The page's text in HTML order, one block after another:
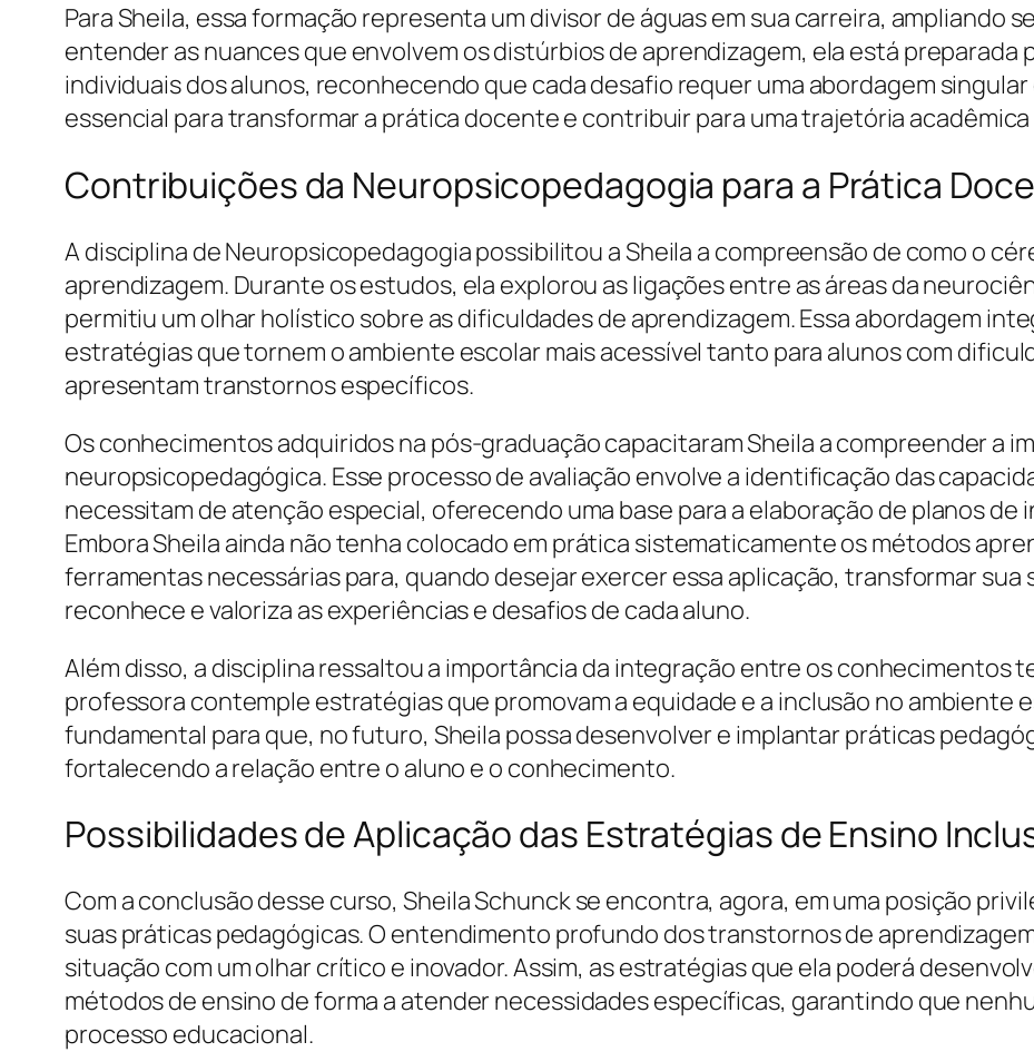
Para Sheila, essa formação representa um divisor de águas em sua carreira, ampliando
entender as nuances que envolvem os distúrbios de aprendizagem, ela está preparada
individuais dos alunos, reconhecendo que cada desafio requer uma abordagem
essencial para transformar a prática docente e contribuir para uma trajetória
Contribuições da Neuropsicopedagogia para a Prática
A disciplina de Neuropsicopedagogia possibilitou a Sheila a compreensão de como o
aprendizagem. Durante os estudos, ela explorou as ligações entre as áreas da
permitiu um olhar holístico sobre as dificuldades de aprendizagem. Essa abordagem
estratégias que tornem o ambiente escolar mais acessível tanto para alunos com
apresentam transtornos específicos.
Os conhecimentos adquiridos na pós-graduação capacitaram Sheila a compreender a
neuropsicopedagógica. Esse processo de avaliação envolve a identificação das
necessitam de atenção especial, oferecendo uma base para a elaboração de planos
Embora Sheila ainda não tenha colocado em prática sistematicamente os métodos
ferramentas necessárias para, quando desejar exercer essa aplicação, transformar sua
reconhece e valoriza as experiências e desafios de cada aluno.
Além disso, a disciplina ressaltou a importância da integração entre os conhecimentos
professora contemple estratégias que promovam a equidade e a inclusão no ambiente
fundamental para que, no futuro, Sheila possa desenvolver e implantar práticas
fortalecendo a relação entre o aluno e o conhecimento.
Possibilidades de Aplicação das Estratégias de Ensino
Com a conclusão desse curso, Sheila Schunck se encontra, agora, em uma posição
suas práticas pedagógicas. O entendimento profundo dos transtornos de
situação com um olhar crítico e inovador. Assim, as estratégias que ela poderá
métodos de ensino de forma a atender necessidades específicas, garantindo que
processo educacional.